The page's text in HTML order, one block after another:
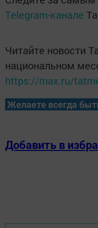
Telegram-канале
Читайте новости
национальном
https://max.ru/
Желаете всегда
Добавить в